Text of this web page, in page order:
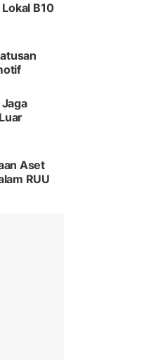
B10
Aset
RUU